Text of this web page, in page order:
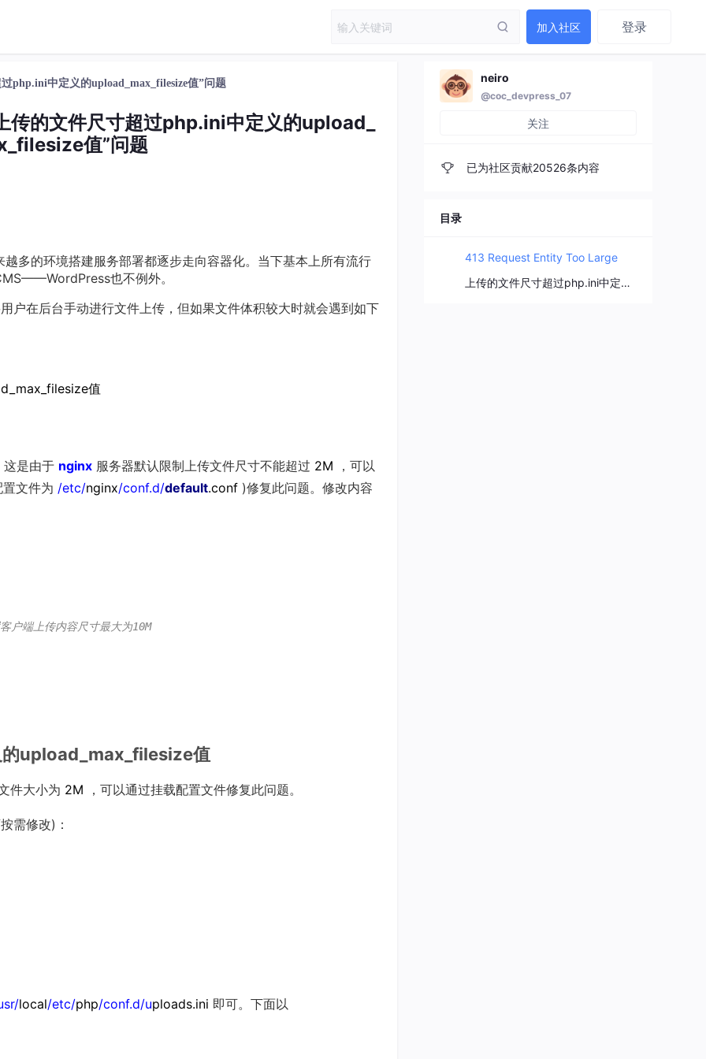
加入社区 登录
php.ini中定义的upload_max_filesize值”问题
的文件尺寸超过php.ini中定义的upload_
值”问题
多的环境搭建服务部署都逐步走向容器化。当下基本上所有流行
也不例外。
户在后台手动进行文件上传，但如果文件体积较大时就会遇到如下
值
这是由于 nginx 服务器默认限制上传文件尺寸不能超过 2M
，可以
文件为 /etc/nginx/conf.d/default.conf )修复此问题。修改内容
户端上传内容尺寸最大为10M
upload_max_filesize值
件大小为 2M ，可以通过挂载配置文件修复此问题。
需修改)：
local/etc/php/conf.d/uploads.ini 即可。下面以
neiro
@coc_devpress_07
关注
已为社区贡献20526条内容
目录
413 Request Entity Too Large
上传的文件尺寸超过php.ini中定义的upload_max_filesize值